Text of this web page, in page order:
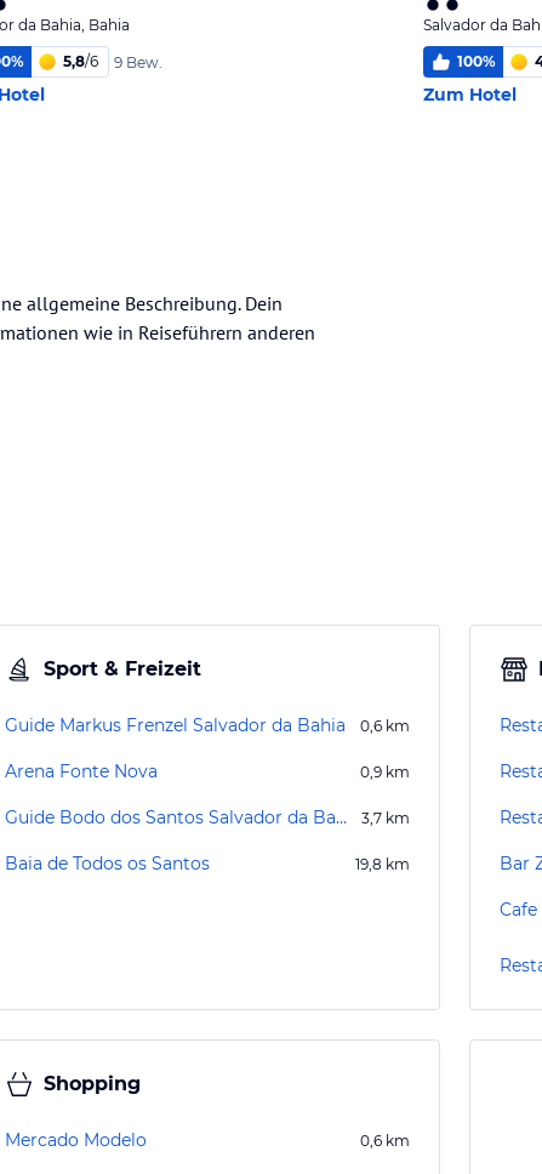
da Bahia, Bahia
% 5,8/6 9 Bew.
Salvador da
100%
Zum Hotel
allgemeine Beschreibung. Dein
wie in Reiseführern anderen
Sport & Freizeit
Guide Markus Frenzel Salvador da Bahia 0,6 km
Arena Fonte Nova 0,9 km
Guide Bodo dos Santos Salvador da Bahia 3,7 km
Baia de Todos os Santos 19,8 km Bar
Cafe
Shopping
Mercado Modelo 0,6 km